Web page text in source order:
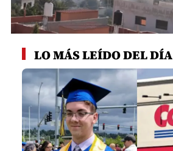
seconds
minute,
seconds
LO MÁS LEÍDO DEL DÍA